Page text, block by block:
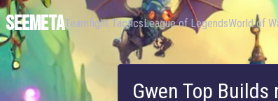
SEEMETATeamfight TacticsLeague of LegendsWorld of
Gwen Top